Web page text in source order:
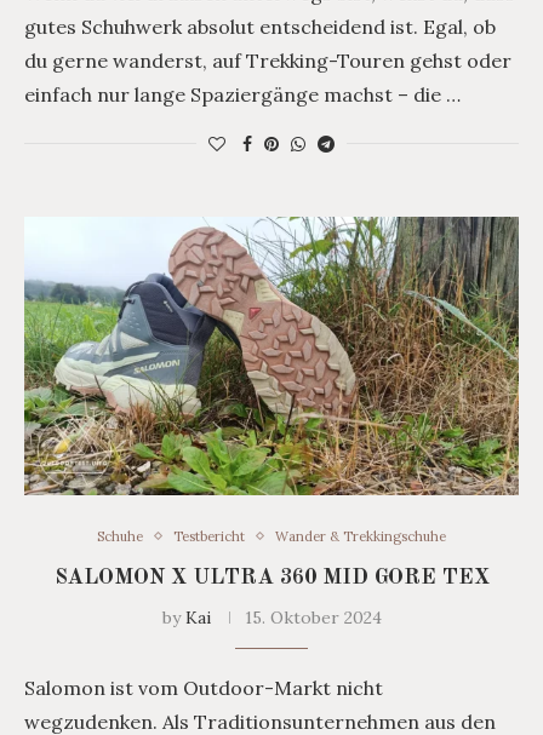
gutes Schuhwerk absolut entscheidend ist. Egal, ob
du gerne wanderst, auf Trekking-Touren gehst oder
einfach nur lange Spaziergänge machst – die …
Schuhe Testbericht Wander & Trekkingschuhe
SALOMON X ULTRA 360 MID GORE TEX
byKai 15. Oktober 2024
Salomon ist vom Outdoor-Markt nicht
wegzudenken. Als Traditionsunternehmen aus den